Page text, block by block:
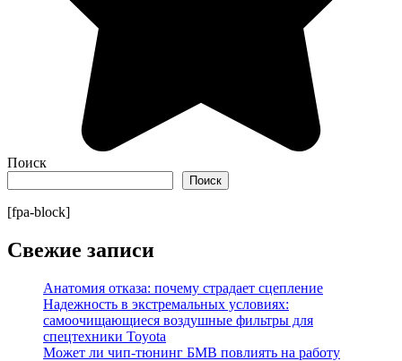
Поиск
Поиск
[fpa-block]
Свежие записи
Анатомия отказа: почему страдает сцепление
Надежность в экстремальных условиях:
самоочищающиеся воздушные фильтры для
спецтехники Toyota
Может ли чип-тюнинг БМВ повлиять на работу